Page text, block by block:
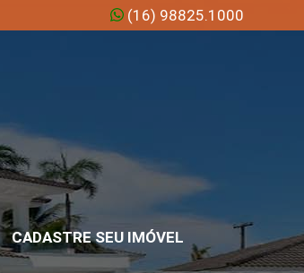
(16) 98825.1000
CADASTRE SEU IMÓVEL